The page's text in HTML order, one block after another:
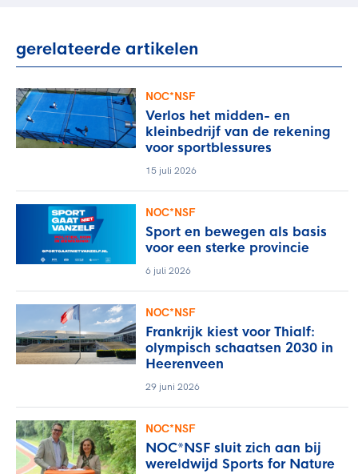
gerelateerde artikelen
NOC*NSF
Verlos het midden- en
kleinbedrijf van de rekening
voor sportblessures
15 juli 2026
NOC*NSF
Sport en bewegen als basis
voor een sterke provincie
6 juli 2026
NOC*NSF
Frankrijk kiest voor Thialf:
olympisch schaatsen 2030 in
Heerenveen
29 juni 2026
NOC*NSF
NOC*NSF sluit zich aan bij
wereldwijd Sports for Nature